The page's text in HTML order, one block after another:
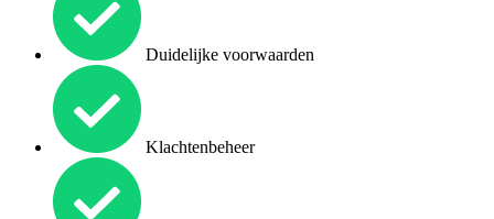
Duidelijke voorwaarden
Klachtenbeheer